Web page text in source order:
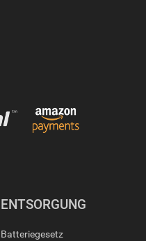
ENTSORGUNG
Batteriegesetz